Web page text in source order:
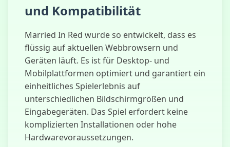
und Kompatibilität
Married In Red wurde so entwickelt, dass es
flüssig auf aktuellen Webbrowsern und
Geräten läuft. Es ist für Desktop- und
Mobilplattformen optimiert und garantiert ein
einheitliches Spielerlebnis auf
unterschiedlichen Bildschirmgrößen und
Eingabegeräten. Das Spiel erfordert keine
komplizierten Installationen oder hohe
Hardwarevoraussetzungen.